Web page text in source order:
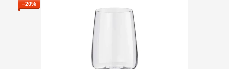
−20%